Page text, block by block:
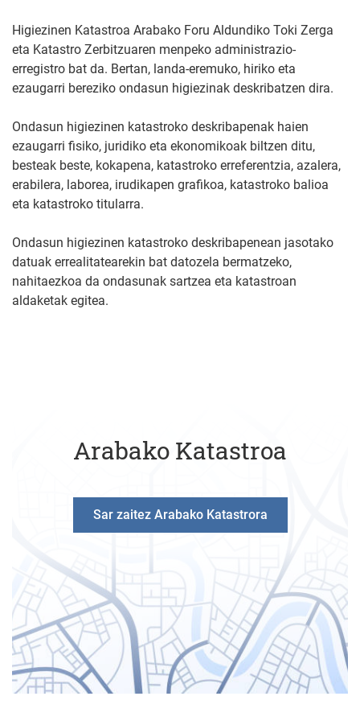
Higiezinen Katastroa Arabako Foru Aldundiko Toki Zerga
eta Katastro Zerbitzuaren menpeko administrazio-
erregistro bat da. Bertan, landa-eremuko, hiriko eta
ezaugarri bereziko ondasun higiezinak deskribatzen dira.
Ondasun higiezinen katastroko deskribapenak haien
ezaugarri fisiko, juridiko eta ekonomikoak biltzen ditu,
besteak beste, kokapena, katastroko erreferentzia, azalera,
erabilera, laborea, irudikapen grafikoa, katastroko balioa
eta katastroko titularra.
Ondasun higiezinen katastroko deskribapenean jasotako
datuak errealitatearekin bat datozela bermatzeko,
nahitaezkoa da ondasunak sartzea eta katastroan
aldaketak egitea.
Arabako Katastroa
Sar zaitez Arabako Katastrora